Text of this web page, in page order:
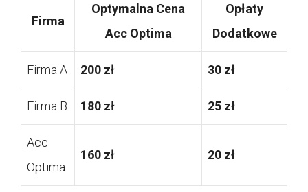
Firma
Optymalna Cena
Acc Optima
Opłaty
Dodatkowe
Firma A 200 zł 30 zł
Firma B 180 zł 25 zł
Acc
Optima
160 zł 20 zł